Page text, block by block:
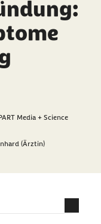
Media + Science
(Ärztin)